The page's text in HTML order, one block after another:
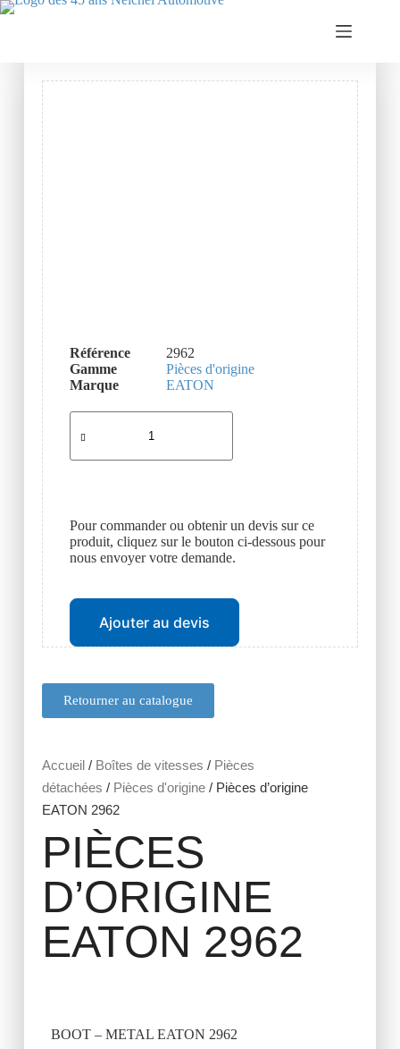
Retourner au catalogue
Accueil/ Boîtes de vitesses / Pièces
détachées / Pièces d'origine/ Pièces d’origine
EATON 2962
PIÈCES
D’ORIGINE
EATON 2962
BOOT – METAL EATON 2962
Référence
2962
Gamme
Pièces d'origine
Marque
EATON
Pour commander ou obtenir un devis sur ce
produit, cliquez sur le bouton ci-dessous pour
nous envoyer votre demande.
Ajouter au devis